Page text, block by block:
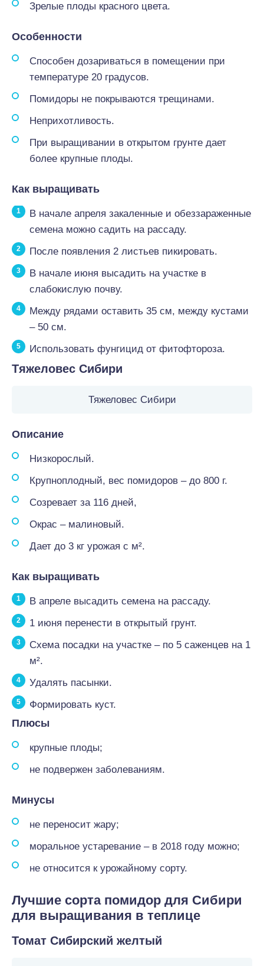
Зрелые плоды красного цвета.
Особенности
Способен дозариваться в помещении при
температуре 20 градусов.
Помидоры не покрываются трещинами.
Неприхотливость.
При выращивании в открытом грунте дает
более крупные плоды.
Как выращивать
В начале апреля закаленные и обеззараженные
семена можно садить на рассаду.
После появления 2 листьев пикировать.
В начале июня высадить на участке в
слабокислую почву.
Между рядами оставить 35 см, между кустами
– 50 см.
Использовать фунгицид от фитофтороза.
Тяжеловес Сибири
Тяжеловес Сибири
Описание
Низкорослый.
Крупноплодный, вес помидоров – до 800 г.
Созревает за 116 дней,
Окрас – малиновый.
Дает до 3 кг урожая с м².
Как выращивать
В апреле высадить семена на рассаду.
1 июня перенести в открытый грунт.
Схема посадки на участке – по 5 саженцев на 1
м².
Удалять пасынки.
Формировать куст.
Плюсы
крупные плоды;
не подвержен заболеваниям.
Минусы
не переносит жару;
моральное устаревание – в 2018 году можно;
не относится к урожайному сорту.
Лучшие сорта помидор для Сибири
для выращивания в теплице
Томат Сибирский желтый